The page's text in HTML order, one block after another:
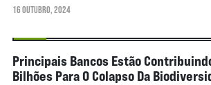
16 OUTUBRO, 2024
Principais Bancos Estão
Bilhões Para O Colapso Da